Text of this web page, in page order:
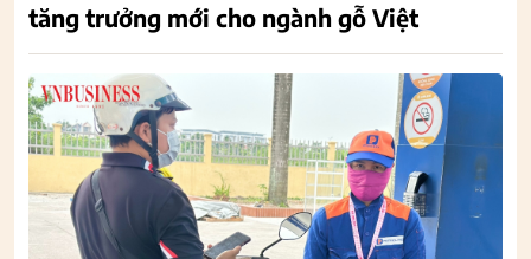
tăng trưởng mới cho ngành gỗ Việt